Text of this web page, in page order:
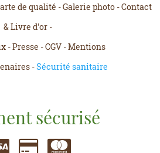
de qualité -Galerie photo -Contact
& Livre d'or-
-Presse -CGV -Mentions
-Sécurité sanitaire
sécurisé